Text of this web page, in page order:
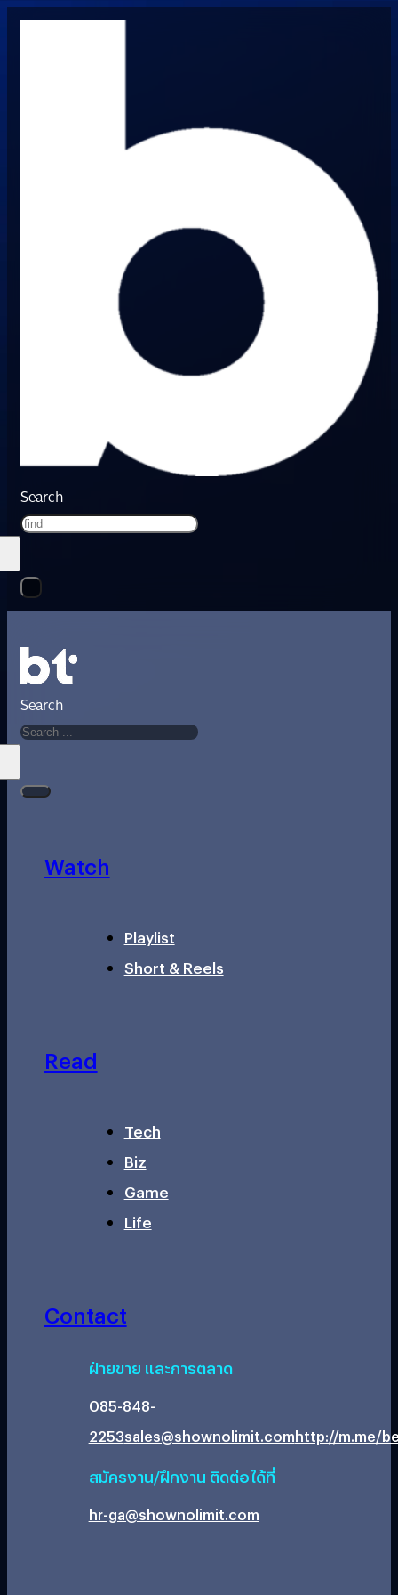
Search
Search
Watch
Playlist
Short & Reels
Read
Tech
Biz
Game
Life
Contact
ฝ่ายขาย และการตลาด
085-848-
2253sales@shownolimit.comhttp://m.me/
สมัครงาน/ฝึกงาน ติดต่อได้ที่
hr-ga@shownolimit.com